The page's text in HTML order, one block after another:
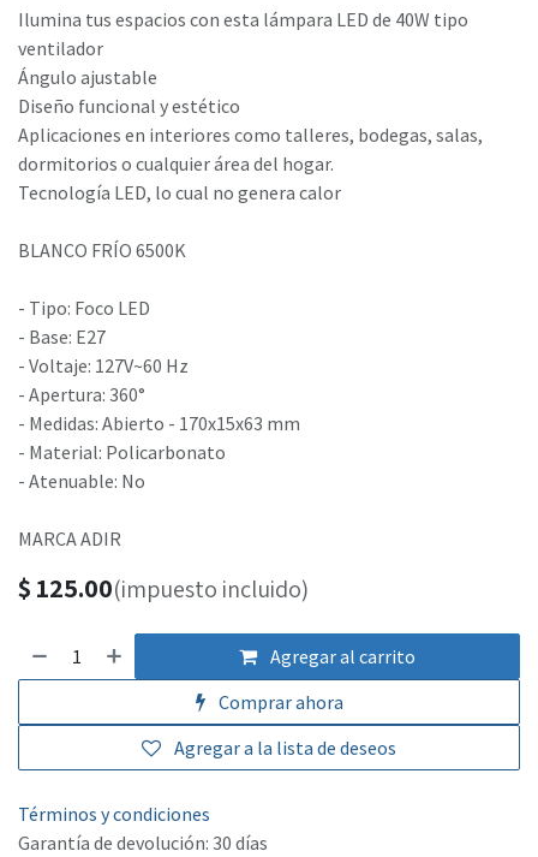
Ilumina tus espacios con esta lámpara LED de 40W tipo
ventilador
Ángulo ajustable
Diseño funcional y estético
Aplicaciones en interiores como talleres, bodegas, salas,
dormitorios o cualquier área del hogar.
Tecnología LED, lo cual no genera calor
BLANCO FRÍO 6500K
- Tipo: Foco LED
- Base: E27
- Voltaje: 127V~60 Hz
- Apertura: 360°
- Medidas: Abierto - 170x15x63 mm
- Material: Policarbonato
- Atenuable: No
MARCA ADIR
$ 125.00(impuesto incluido)
Agregar al carrito
Comprar ahora
Agregar a la lista de deseos
Términos y condiciones
Garantía de devolución: 30 días